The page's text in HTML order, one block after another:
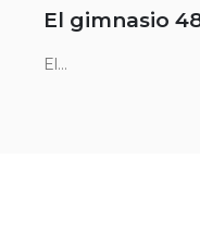
El gimnasio
El...